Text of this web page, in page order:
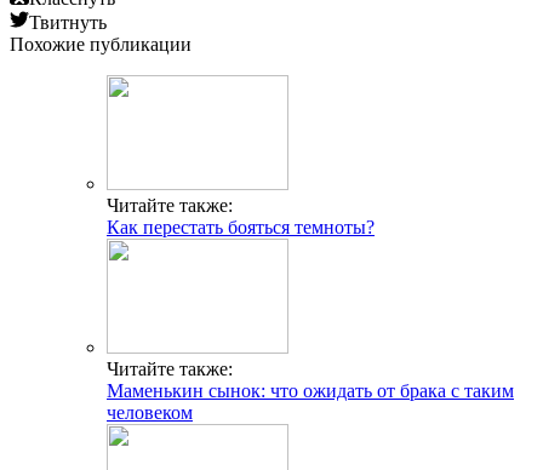
Твитнуть
Похожие публикации
Читайте также:
Как перестать бояться темноты?
Читайте также:
Маменькин сынок: что ожидать от брака с таким
человеком